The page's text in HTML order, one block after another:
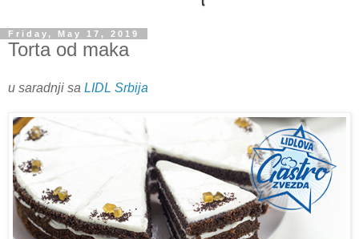
Friday, May 17, 2019
Torta od maka
u saradnji sa LIDL Srbija